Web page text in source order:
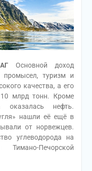
Основной доход
промысел, туризм и
качества, а его
млрд тонн. Кроме
оказалась нефть.
нашли её ещё в
от норвежцев.
углеводорода на
Печорской